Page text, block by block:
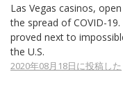
Las Vegas casinos,
the spread of COVID-
proved next to
the U.S.
2020年08月18日に投稿した